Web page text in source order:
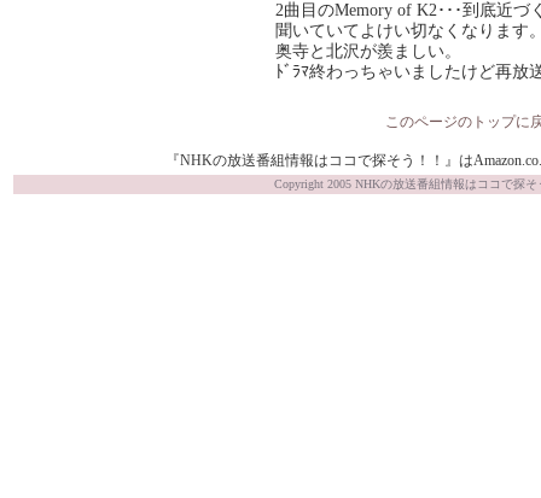
2曲目のMemory of K2･･･到底近づ
聞いていてよけい切なくなります
奥寺と北沢が羨ましい。
ﾄﾞﾗﾏ終わっちゃいましたけど再放
このページのトップに
『NHKの放送番組情報はココで探そう！！』は
Copyright 2005 NHKの放送番組情報はココで探そ